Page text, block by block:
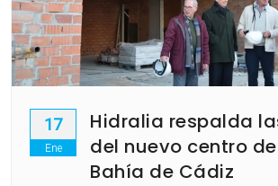
17
Ene
Hidralia respalda
del nuevo centro
Bahía de Cádiz